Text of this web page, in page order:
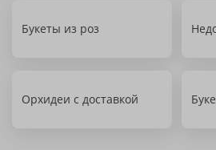
Букеты из роз
Орхидеи с доставкой